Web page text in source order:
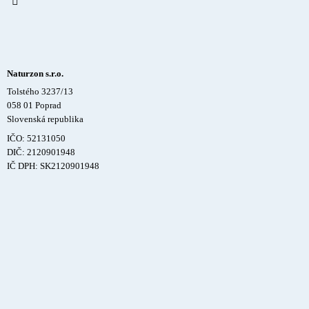
Naturzon s.r.o.
Tolstého 3237/13
058 01 Poprad
Slovenská republika
IČO: 52131050
DIČ: 2120901948
IČ DPH: SK2120901948